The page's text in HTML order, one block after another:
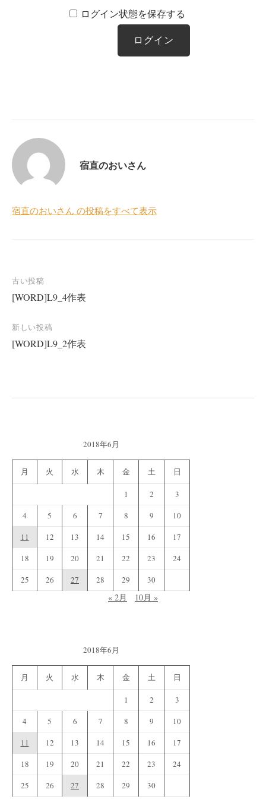
ログイン状態を保存する
宿直のおいさん
宿直のおいさん の投稿をすべて表示
投
稿
ナ
ビ
ゲ
古い投稿
[WORD]L9_4作表
新しい投稿
[WORD]L9_2作表
2018年6月
月 火 水 木 金 土 日
1 2
3
4
5 6 7 8 9
10
11
12 13 14 15 16
17
18
19 20 21 22 23
24
25
26 27 28 29 30
« 2月 10月 »
2018年6月
月 火 水 木 金 土 日
1 2
3
4
5 6 7 8 9
10
11
12 13 14 15 16
17
18
19 20 21 22 23
24
25
26 27 28 29 30